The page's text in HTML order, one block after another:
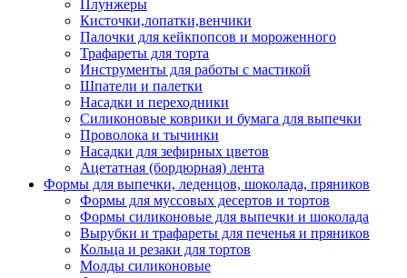
Плунжеры
Кисточки,лопатки,венчики
Палочки для кейкпопсов и мороженного
Трафареты для торта
Инструменты для работы с мастикой
Шпатели и палетки
Насадки и переходники
Силиконовые коврики и бумага для выпечки
Проволока и тычинки
Насадки для зефирных цветов
Ацетатная (бордюрная) лента
Формы для выпечки, леденцов, шоколада, пряников
Формы для муссовых десертов и тортов
Формы силиконовые для выпечки и шоколада
Вырубки и трафареты для печенья и пряников
Кольца и резаки для тортов
Молды силиконовые